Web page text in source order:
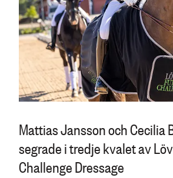
Mattias Jansson och Cecilia
segrade i tredje kvalet av
Challenge Dressage